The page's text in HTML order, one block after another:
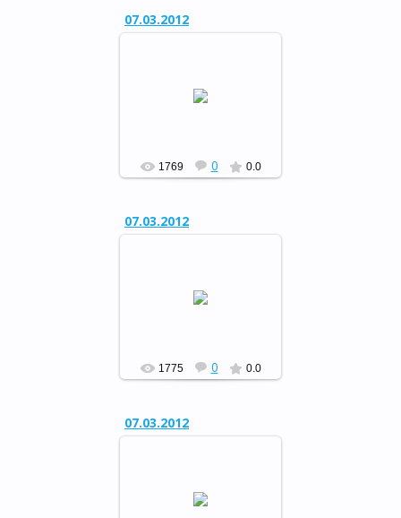
07.03.2012
«Свет женщины…»
1769 0 0.0
07.03.2012
«Свет женщины…»
1775 0 0.0
07.03.2012
«Свет женщины…»